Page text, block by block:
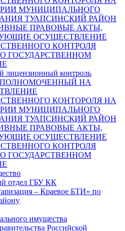
МУНИЦИПАЛЬНОГО
ТУАПСИНСКИЙ РАЙОН
ПРАВОВЫЕ АКТЫ,
ОСУЩЕСТВЛЕНИЕ
КОНТРОЛЯ
ГОСУДАРСТВЕННОМ
лицензионный контроль
НА
КОНТОРОЛЯ НА
МУНИЦИПАЛЬНОГО
ТУАПСИНСКИЙ РАЙОН
ПРАВОВЫЕ АКТЫ,
ОСУЩЕСТВЛЕНИЕ
КОНТРОЛЯ
ГОСУДАРСТВЕННОМ
отдел ГБУ КК
– Краевое БТИ» по
имущества
Российской